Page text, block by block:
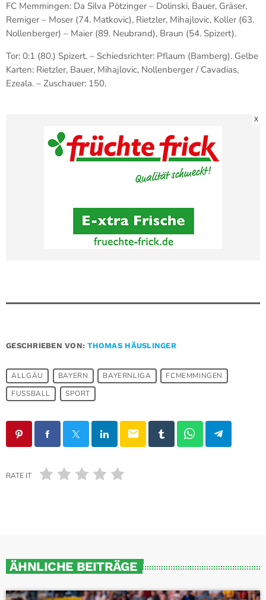
FC Memmingen: Da Silva Pötzinger – Dolinski, Bauer, Gräser,
Remiger – Moser (74. Matkovic), Rietzler, Mihajlovic, Koller (63.
Nollenberger) – Maier (89. Neubrand), Braun (54. Spizert).
Tor: 0:1 (80.) Spizert. – Schiedsrichter: Pflaum (Bamberg). Gelbe
Karten: Rietzler, Bauer, Mihajlovic, Nollenberger / Cavadias,
Ezeala. – Zuschauer: 150.
X
GESCHRIEBEN VON:THOMAS HÄUSLINGER
ALLGÄU BAYERN BAYERNLIGA
FCMEMMINGEN
FUSSBALL
SPORT
email
RATE IT
ÄHNLICHE BEITRÄGE